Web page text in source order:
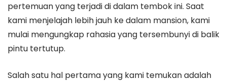
pertemuan yang terjadi di dalam tembok ini. Saat
kami menjelajah lebih jauh ke dalam mansion, kami
mulai mengungkap rahasia yang tersembunyi di balik
pintu tertutup.
Salah satu hal pertama yang kami temukan adalah